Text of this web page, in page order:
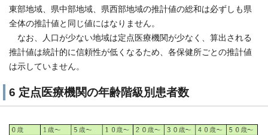
東部地域、県中部地域、県西部地域の推計値の総和は必ずしも県
全体の推計値と同じ値にはなりません。
なお、人口が少ない地域は定点医療機関が少なく、算出される
推計値は統計的に信頼性が低くなるため、各保健所ごとの推計値
は示していません。
6 定点医療機関の年齢階級別患者数